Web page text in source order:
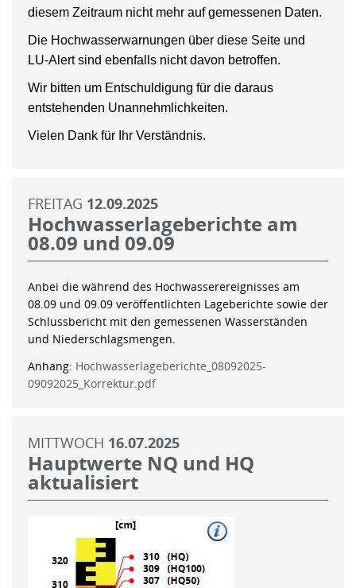
diesem Zeitraum nicht mehr auf gemessenen Daten.
Die Hochwasserwarnungen über diese Seite und
LU-Alert sind ebenfalls nicht davon betroffen.
Wir bitten um Entschuldigung für die daraus
entstehenden Unannehmlichkeiten.
Vielen Dank für Ihr Verständnis.
FREITAG 12.09.2025
Hochwasserlageberichte am
08.09 und 09.09
Anbei die während des Hochwasserereignisses am
08.09 und 09.09 veröffentlichten Lageberichte sowie der
Schlussbericht mit den gemessenen Wasserständen
und Niederschlagsmengen.
Anhang: Hochwasserlageberichte_08092025-
09092025_Korrektur.pdf
MITTWOCH 16.07.2025
Hauptwerte NQ und HQ
aktualisiert